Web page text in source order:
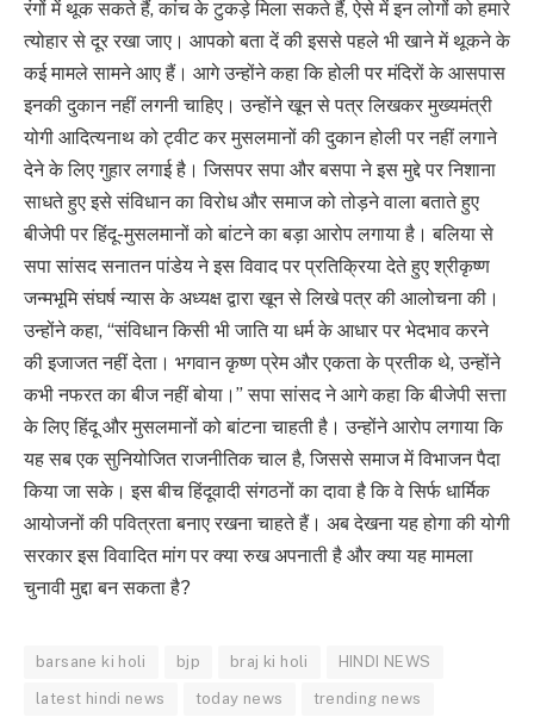
रंगों में थूक सकते हैं, कांच के टुकड़े मिला सकते हैं, ऐसे में इन लोगों को हमारे
त्योहार से दूर रखा जाए। आपको बता दें की इससे पहले भी खाने में थूकने के
कई मामले सामने आए हैं। आगे उन्होंने कहा कि होली पर मंदिरों के आसपास
इनकी दुकान नहीं लगनी चाहिए। उन्होंने खून से पत्र लिखकर मुख्यमंत्री
योगी आदित्यनाथ को ट्वीट कर मुसलमानों की दुकान होली पर नहीं लगाने
देने के लिए गुहार लगाई है। जिसपर सपा और बसपा ने इस मुद्दे पर निशाना
साधते हुए इसे संविधान का विरोध और समाज को तोड़ने वाला बताते हुए
बीजेपी पर हिंदू-मुसलमानों को बांटने का बड़ा आरोप लगाया है। बलिया से
सपा सांसद सनातन पांडेय ने इस विवाद पर प्रतिक्रिया देते हुए श्रीकृष्ण
जन्मभूमि संघर्ष न्यास के अध्यक्ष द्वारा खून से लिखे पत्र की आलोचना की।
उन्होंने कहा, “संविधान किसी भी जाति या धर्म के आधार पर भेदभाव करने
की इजाजत नहीं देता। भगवान कृष्ण प्रेम और एकता के प्रतीक थे, उन्होंने
कभी नफरत का बीज नहीं बोया।” सपा सांसद ने आगे कहा कि बीजेपी सत्ता
के लिए हिंदू और मुसलमानों को बांटना चाहती है। उन्होंने आरोप लगाया कि
यह सब एक सुनियोजित राजनीतिक चाल है, जिससे समाज में विभाजन पैदा
किया जा सके। इस बीच हिंदूवादी संगठनों का दावा है कि वे सिर्फ धार्मिक
आयोजनों की पवित्रता बनाए रखना चाहते हैं। अब देखना यह होगा की योगी
सरकार इस विवादित मांग पर क्या रुख अपनाती है और क्या यह मामला
चुनावी मुद्दा बन सकता है?
barsane ki holi bjp braj ki holi HINDI NEWS
latest hindi news today news trending news